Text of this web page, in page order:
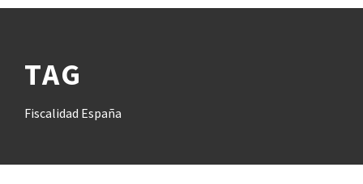
TAG
Fiscalidad España